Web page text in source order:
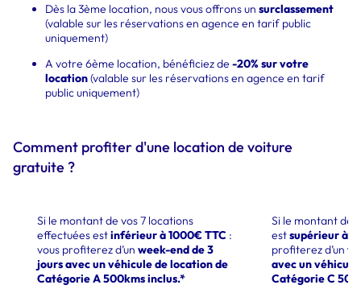
Dès la 3ème location, nous vous offrons un surclassement
(valable sur les réservations en agence en tarif public
uniquement)
A votre 6ème location, bénéficiez de -20% sur votre
location(valable sur les réservations en agence en tarif
public uniquement)
Comment profiter d'une location de voiture
gratuite ?
Si le montant de vos 7 locations
effectuées estinférieur à 1000€ TTC :
vous profiterez d’un week-end de 3
jours avec un véhicule de location de
Catégorie A 500kms inclus.*
Si le montant
estsupérieur à
profiterez d’un
avec un
Catégorie C